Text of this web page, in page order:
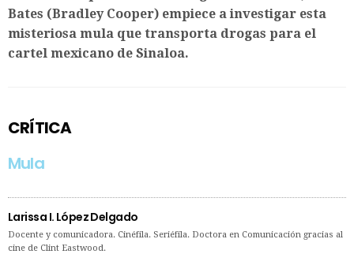
Bates (Bradley Cooper) empiece a investigar esta
misteriosa mula que transporta drogas para el
cartel mexicano de Sinaloa.
CRÍTICA
Mula
Larissa I. López Delgado
Docente y comunicadora. Cinéfila. Seriéfila. Doctora en Comunicación gracias al
cine de Clint Eastwood.